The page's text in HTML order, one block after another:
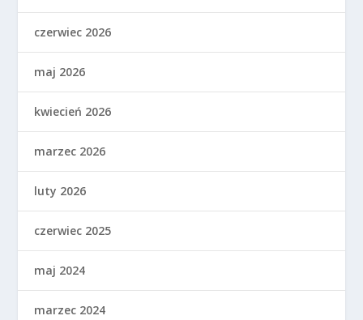
czerwiec 2026
maj 2026
kwiecień 2026
marzec 2026
luty 2026
czerwiec 2025
maj 2024
marzec 2024